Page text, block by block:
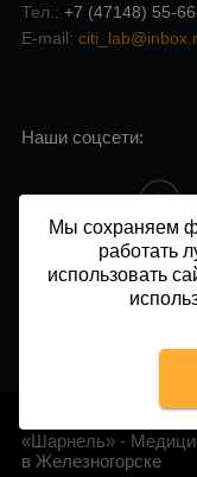
Тел.: +7 (47148) 55-
E-mail:
Наши соцсети:
Напишите нам в чат:
«Шарнель» -
в Железногорске
Мы сохраняем
работать
использовать